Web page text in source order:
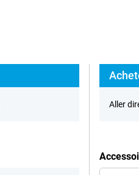
Aller